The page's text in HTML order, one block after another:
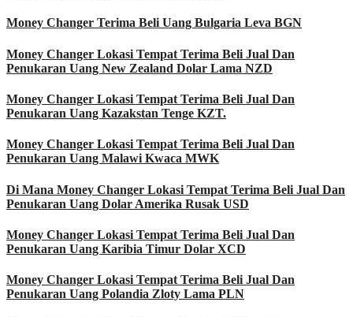
Money Changer Terima Beli Uang Bulgaria Leva BGN
Money Changer Lokasi Tempat Terima Beli Jual Dan
Penukaran Uang New Zealand Dolar Lama NZD
Money Changer Lokasi Tempat Terima Beli Jual Dan
Penukaran Uang Kazakstan Tenge KZT.
Money Changer Lokasi Tempat Terima Beli Jual Dan
Penukaran Uang Malawi Kwaca MWK
Di Mana Money Changer Lokasi Tempat Terima Beli Jual Dan
Penukaran Uang Dolar Amerika Rusak USD
Money Changer Lokasi Tempat Terima Beli Jual Dan
Penukaran Uang Karibia Timur Dolar XCD
Money Changer Lokasi Tempat Terima Beli Jual Dan
Penukaran Uang Polandia Zloty Lama PLN